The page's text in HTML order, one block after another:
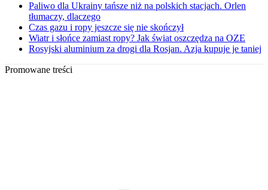
Paliwo dla Ukrainy tańsze niż na polskich stacjach. Orlen
tłumaczy, dlaczego
Czas gazu i ropy jeszcze się nie skończył
Wiatr i słońce zamiast ropy? Jak świat oszczędza na OZE
Rosyjski aluminium za drogi dla Rosjan. Azja kupuje je taniej
Promowane treści